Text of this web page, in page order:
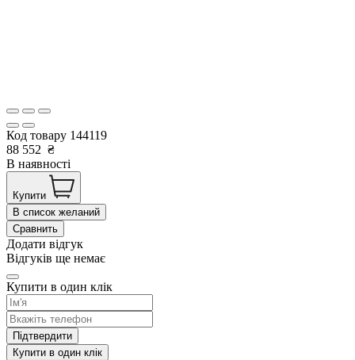
Код товару 144119
88 552 ₴
В наявності
Купити
В список желаний
Сравнить
Додати відгук
Відгуків ще немає
Купити в один клік
Підтвердити
Купити в один клік